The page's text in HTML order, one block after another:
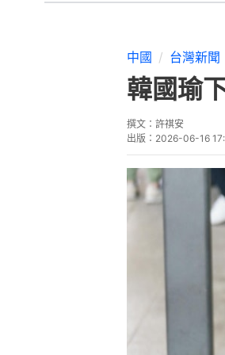
國民黨主席
國瑜將在21